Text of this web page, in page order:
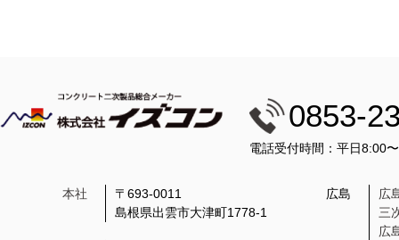
0853-
電話受付時間：平日8:00
本社
〒693-0011
島根県出雲市大津町1778-1
広島
広
三
広